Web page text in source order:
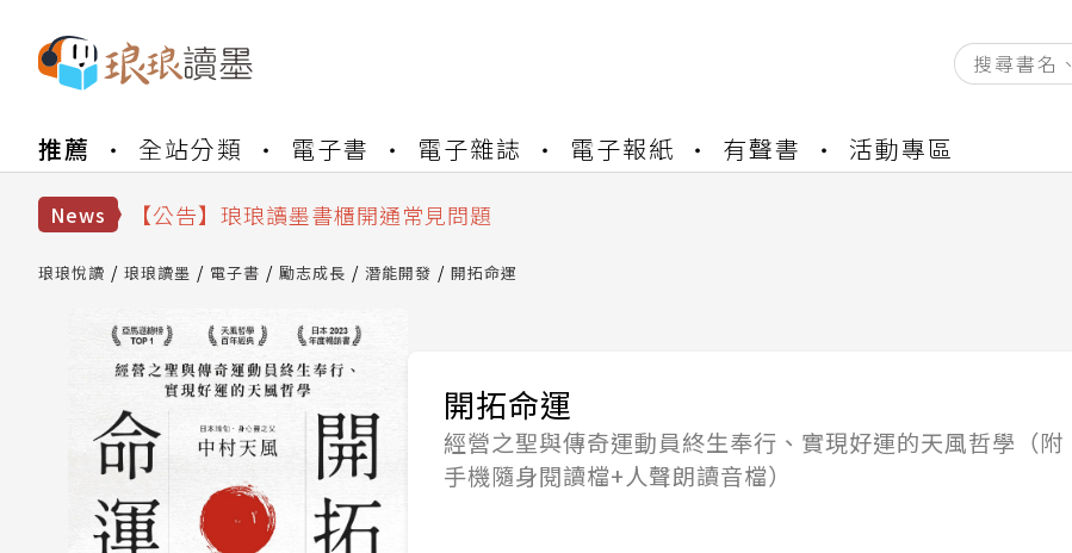
推薦 全站分類 電子書 電子雜誌 電子報紙 有聲書 活動專區
News
【公告】因 Readmoo 讀墨系統維護中，本站同步暫停部分閱讀服務
【公告】琅琅讀墨書櫃開通常見問題
【公告】琅琅書店服務升級重要說明及資產合併結果查詢
琅琅悅讀 琅琅讀墨 電子書 勵志成長 潛能開發 開拓命運
開拓命運
經營之聖與傳奇運動員終生奉行、實現好運的天風哲學（附
手機隨身閱讀檔+人聲朗讀音檔）